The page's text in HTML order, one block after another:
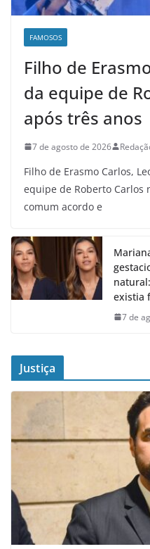
FAMOSOS
Filho de
da equipe de
após três anos
7 de agosto de 2026
Filho de Erasmo Carlos,
equipe de Roberto Carlos
comum acordo e
existia
7 de
Justiça